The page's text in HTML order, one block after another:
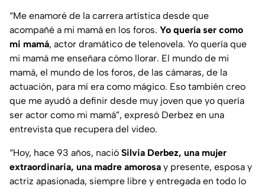
“Me enamoré de la carrera artística desde que
acompañé a mi mamá en los foros. Yo quería ser como
mi mamá, actor dramático de telenovela. Yo quería que
mi mamá me enseñara cómo llorar. El mundo de mi
mamá, el mundo de los foros, de las cámaras, de la
actuación, para mí era como mágico. Eso también creo
que me ayudó a definir desde muy joven que yo quería
ser actor como mi mamá”, expresó Derbez en una
entrevista que recupera del video.
“Hoy, hace 93 años, nació Silvia Derbez, una mujer
extraordinaria, una madre amorosa y presente, esposa y
actriz apasionada, siempre libre y entregada en todo lo